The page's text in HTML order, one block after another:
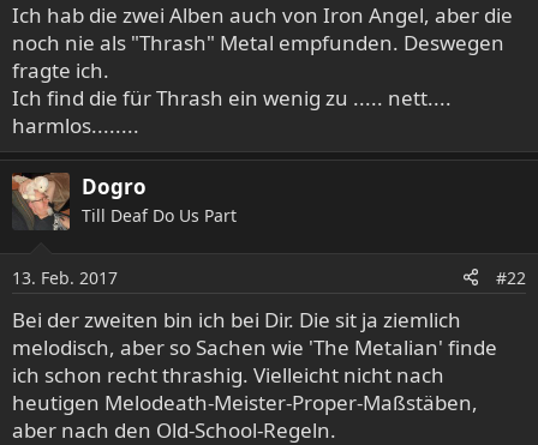
Ich hab die zwei Alben auch von Iron Angel, aber die
noch nie als "Thrash" Metal empfunden. Deswegen
fragte ich.
Ich find die für Thrash ein wenig zu ..... nett....
harmlos........
Dogro
Till Deaf Do Us Part
13. Feb. 2017 #22
Bei der zweiten bin ich bei Dir. Die sit ja ziemlich
melodisch, aber so Sachen wie 'The Metalian' finde
ich schon recht thrashig. Vielleicht nicht nach
heutigen Melodeath-Meister-Proper-Maßstäben,
aber nach den Old-School-Regeln.